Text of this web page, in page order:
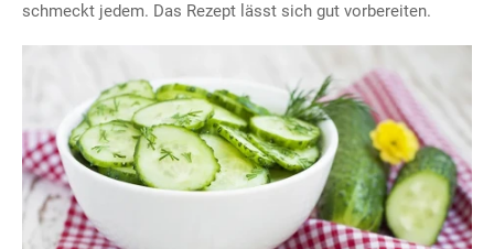
schmeckt jedem. Das Rezept lässt sich gut vorbereiten.